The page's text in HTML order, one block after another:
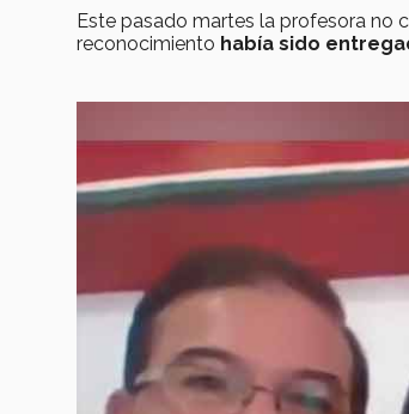
Este pasado martes la profesora no
reconocimiento había sido